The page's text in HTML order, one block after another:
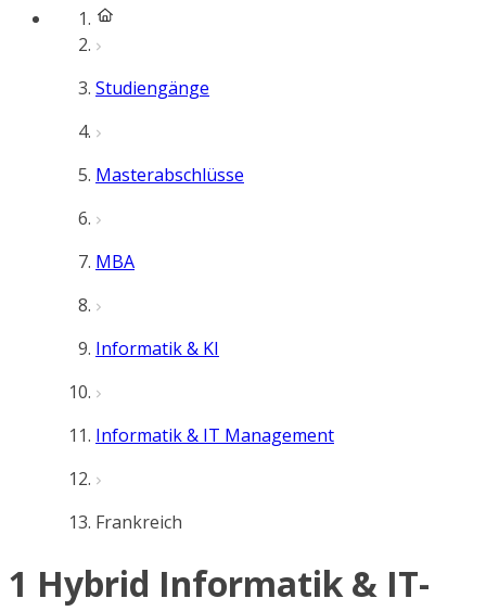
Studiengänge
Masterabschlüsse
MBA
Informatik & KI
Informatik & IT Management
Frankreich
1 Hybrid Informatik & IT-